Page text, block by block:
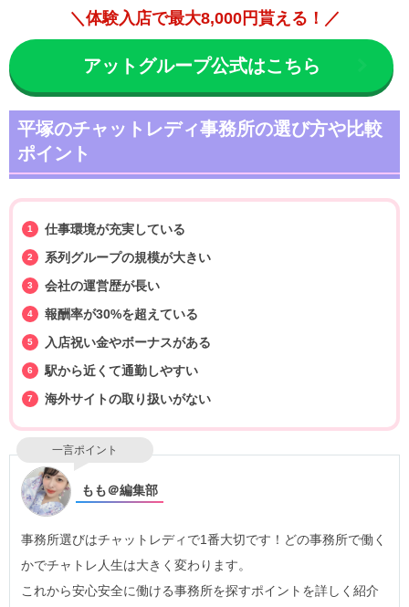
＼体験入店で最大8,000円貰える！／
アットグループ公式はこちら
平塚のチャットレディ事務所の選び方や比較
ポイント
仕事環境が充実している
系列グループの規模が大きい
会社の運営歴が長い
報酬率が30%を超えている
入店祝い金やボーナスがある
駅から近くて通勤しやすい
海外サイトの取り扱いがない
一言ポイント
もも＠編集部
事務所選びはチャットレディで1番大切です！どの事務所で働く
かでチャトレ人生は大きく変わります。
これから安心安全に働ける事務所を探すポイントを詳しく紹介